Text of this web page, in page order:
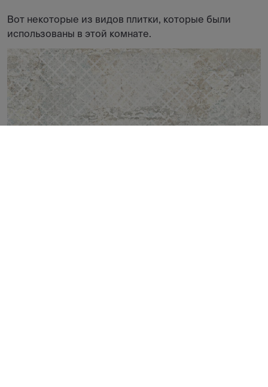
Вот некоторые из видов плитки, которые были
использованы в этой комнате.